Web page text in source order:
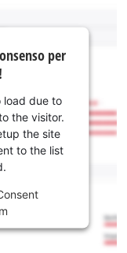
per
load due to
the visitor.
the site
to the list